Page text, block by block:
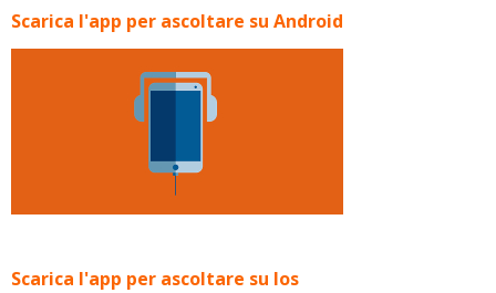
Scarica l'app per ascoltare su Android
Scarica l'app per ascoltare su Ios